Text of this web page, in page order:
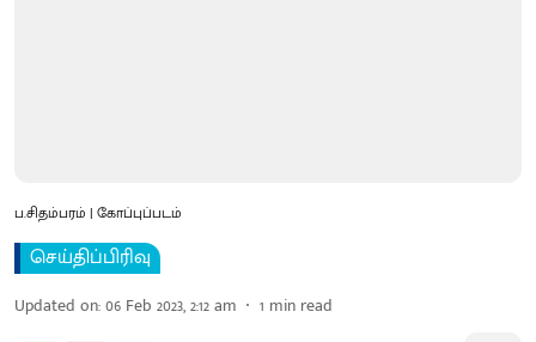
ப.சிதம்பரம் | கோப்புப்படம்
செய்திப்பிரிவு
Updated on:06 Feb 2023, 2:12 am 1 min read